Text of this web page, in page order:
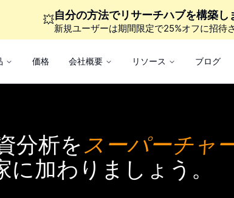
💥自分の方法でリサーチハブを構築し
新規ユーザーは期間限定で25%オフに招待
価格 会社概要 リソース ブログ
分析をスーパーチャ
加わりましょう。